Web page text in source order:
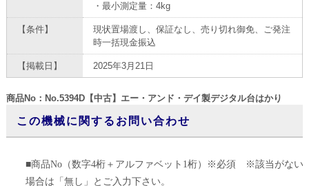
・最小測定量：4kg
【条件】
現状置場渡し、保証なし、売り切れ御免、ご発注
時一括現金振込
【掲載日】 2025年3月21日
商品No：No.5394D【中古】エー・アンド・デイ製デジタル台はかり
この機械に関するお問い合わせ